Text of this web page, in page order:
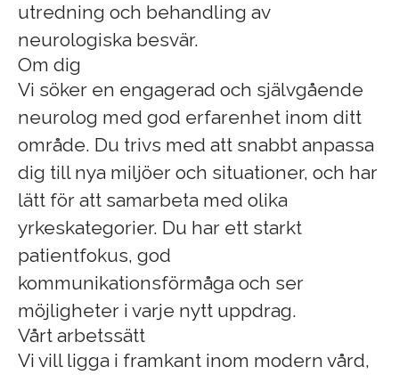
utredning och behandling av
neurologiska besvär.
Om dig
Vi söker en engagerad och självgående
neurolog med god erfarenhet inom ditt
område. Du trivs med att snabbt anpassa
dig till nya miljöer och situationer, och har
lätt för att samarbeta med olika
yrkeskategorier. Du har ett starkt
patientfokus, god
kommunikationsförmåga och ser
möjligheter i varje nytt uppdrag.
Vårt arbetssätt
Vi vill ligga i framkant inom modern vård,